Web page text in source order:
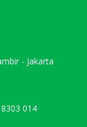
- Jakarta
014